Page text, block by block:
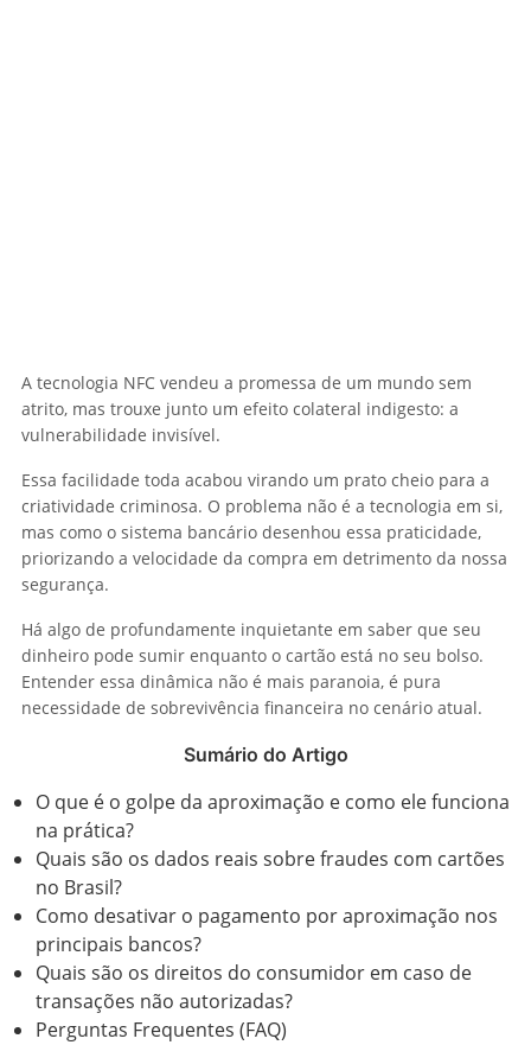
A tecnologia NFC vendeu a promessa de um mundo sem
atrito, mas trouxe junto um efeito colateral indigesto: a
vulnerabilidade invisível.
Essa facilidade toda acabou virando um prato cheio para a
criatividade criminosa. O problema não é a tecnologia em si,
mas como o sistema bancário desenhou essa praticidade,
priorizando a velocidade da compra em detrimento da nossa
segurança.
Há algo de profundamente inquietante em saber que seu
dinheiro pode sumir enquanto o cartão está no seu bolso.
Entender essa dinâmica não é mais paranoia, é pura
necessidade de sobrevivência financeira no cenário atual.
Sumário do Artigo
O que é o golpe da aproximação e como ele funciona
na prática?
Quais são os dados reais sobre fraudes com cartões
no Brasil?
Como desativar o pagamento por aproximação nos
principais bancos?
Quais são os direitos do consumidor em caso de
transações não autorizadas?
Perguntas Frequentes (FAQ)